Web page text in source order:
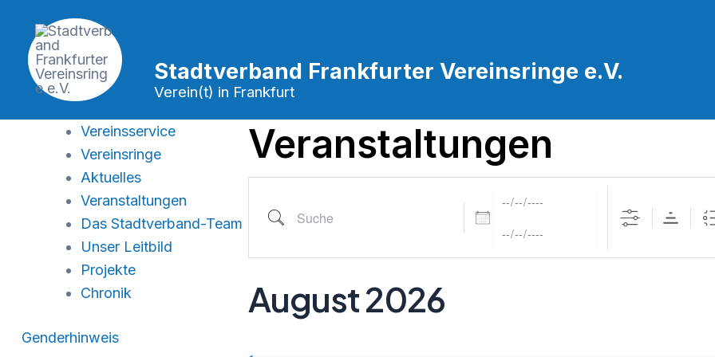
Inhalt
springen
Stadtverband Frankfurter Vereinsringe e.V.
Verein(t) in Frankfurt
Vereinsservice
Vereinsringe
Aktuelles
Veranstaltungen
Das Stadtverband-Team
Unser Leitbild
Projekte
Chronik
Genderhinweis
Veranstaltungen
Suche Daten
August 2026